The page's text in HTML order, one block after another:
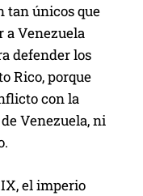
tan únicos que
a Venezuela
defender los
Rico, porque
con la
Venezuela, ni
el imperio